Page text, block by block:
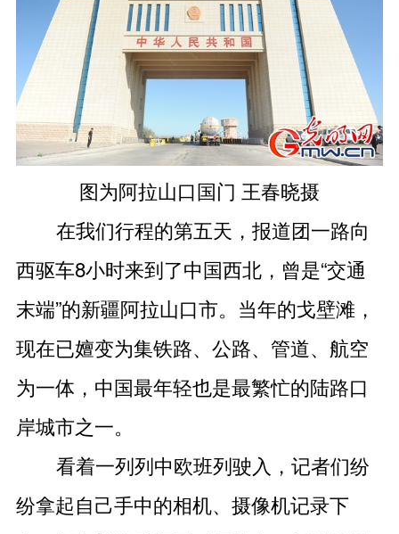
图为阿拉山口国门 王春晓摄
在我们行程的第五天，报道团一路向
西驱车8小时来到了中国西北，曾是“交通
末端”的新疆阿拉山口市。当年的戈壁滩，
现在已嬗变为集铁路、公路、管道、航空
为一体，中国最年轻也是最繁忙的陆路口
岸城市之一。
看着一列列中欧班列驶入，记者们纷
纷拿起自己手中的相机、摄像机记录下